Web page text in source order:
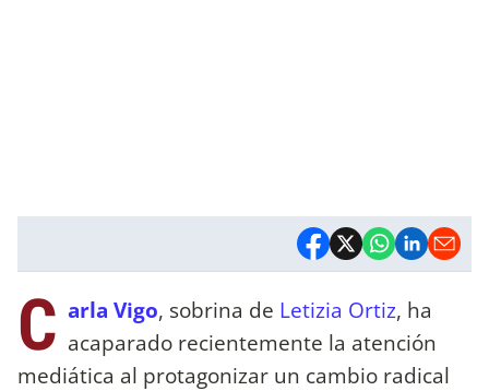
C arla Vigo, sobrina de Letizia Ortiz, ha
acaparado recientemente la atención
mediática al protagonizar un cambio radical